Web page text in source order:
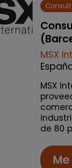
MSX
MSX
de 80